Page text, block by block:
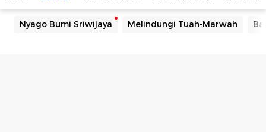
Nyago Bumi Sriwijaya Melindungi Tuah-Marwah